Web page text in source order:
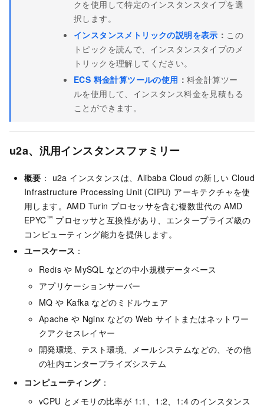
クを使用して特定のインスタンスタイプを選
択します。
インスタンスメトリックの説明を表示 ： この
トピックを読んで、インスタンスタイプのメ
トリックを理解してください。
ECS 料金計算ツールの使用 ：料金計算ツー
ルを使用して、インスタンス料金を見積もる
ことができます。
u2a、汎用インスタンスファミリー
概要 ： u2a インスタンスは、Alibaba Cloud の新しい Cloud
Infrastructure Processing Unit (CIPU) アーキテクチャを使
用します。AMD Turin プロセッサを含む複数世代の AMD
EPYC™ プロセッサと互換性があり、エンタープライズ級の
コンピューティング能力を提供します。
ユースケース ：
Redis や MySQL などの中小規模データベース
アプリケーションサーバー
MQ や Kafka などのミドルウェア
Apache や Nginx などの Web サイトまたはネットワー
クアクセスレイヤー
開発環境、テスト環境、メールシステムなどの、その他
の社内エンタープライズシステム
コンピューティング：
vCPU とメモリの比率が 1:1、1:2、1:4 のインスタンス